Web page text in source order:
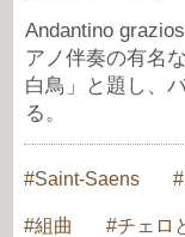
Andantino
アノ伴奏の有名
白鳥」と題し、
る。
Saint-Saens
組曲 チェロ